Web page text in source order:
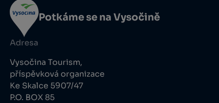
Potkáme se na Vysočině
Adresa
Vysočina Tourism,
příspěvková organizace
Ke Skalce 5907/47
P.O. BOX 85